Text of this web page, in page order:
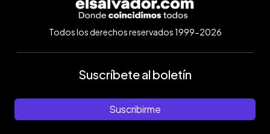
Todos los derechos reservados 1999-2026
Suscríbete al boletín
Suscribirme